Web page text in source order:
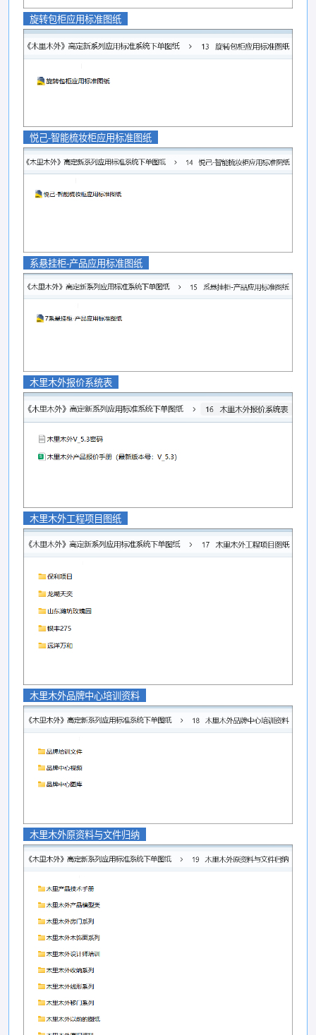
旋转包柜应用标准图纸
悦己-智能梳妆柜应用标准图纸
系悬挂柜-产品应用标准图纸
木里木外报价系统表
木里木外工程项目图纸
木里木外品牌中心培训资料
木里木外原资料与文件归纳